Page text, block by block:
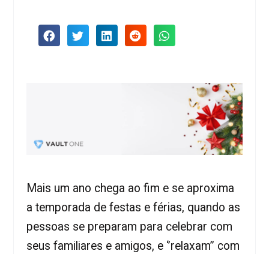
Mais um ano chega ao fim e se aproxima
a temporada de festas e férias, quando as
pessoas se preparam para celebrar com
seus familiares e amigos, e ‘’relaxam’’ com